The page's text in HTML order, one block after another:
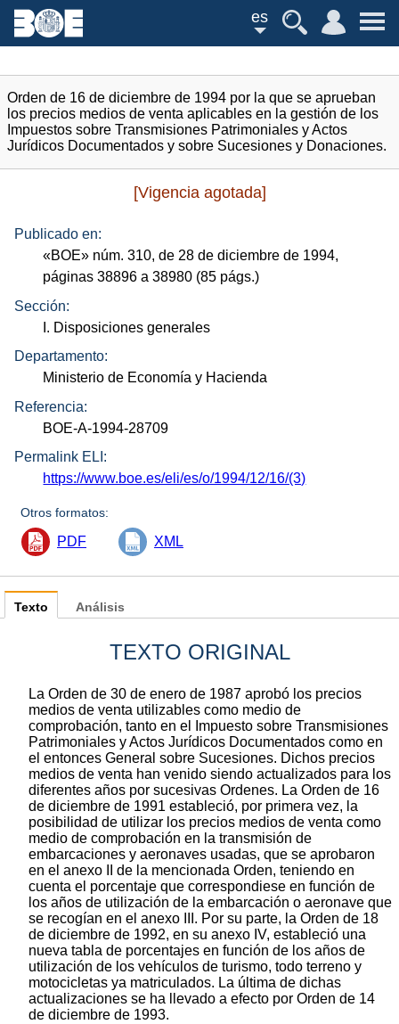
es
Orden de 16 de diciembre de 1994 por la que se aprueban
los precios medios de venta aplicables en la gestión de los
Impuestos sobre Transmisiones Patrimoniales y Actos
Jurídicos Documentados y sobre Sucesiones y Donaciones.
[Vigencia agotada]
Publicado en:
«BOE» núm. 310, de 28 de diciembre de 1994,
páginas 38896 a 38980 (85 págs.)
Sección:
I. Disposiciones generales
Departamento:
Ministerio de Economía y Hacienda
Referencia:
BOE-A-1994-28709
Permalink ELI:
https://www.boe.es/eli/es/o/1994/12/16/(3)
Otros formatos:
PDF XML
Texto
TEXTO ORIGINAL
La Orden de 30 de enero de 1987 aprobó los precios
medios de venta utilizables como medio de
comprobación, tanto en el Impuesto sobre Transmisiones
Patrimoniales y Actos Jurídicos Documentados como en
el entonces General sobre Sucesiones. Dichos precios
medios de venta han venido siendo actualizados para los
diferentes años por sucesivas Ordenes. La Orden de 16
de diciembre de 1991 estableció, por primera vez, la
posibilidad de utilizar los precios medios de venta como
medio de comprobación en la transmisión de
embarcaciones y aeronaves usadas, que se aprobaron
en el anexo II de la mencionada Orden, teniendo en
cuenta el porcentaje que correspondiese en función de
los años de utilización de la embarcación o aeronave que
se recogían en el anexo III. Por su parte, la Orden de 18
de diciembre de 1992, en su anexo IV, estableció una
nueva tabla de porcentajes en función de los años de
utilización de los vehículos de turismo, todo terreno y
motocicletas ya matriculados. La última de dichas
actualizaciones se ha llevado a efecto por Orden de 14
de diciembre de 1993.
Análisis